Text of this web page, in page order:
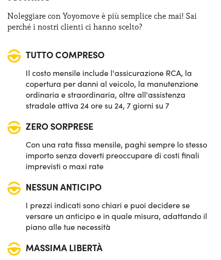
Posti auto: 5
Display touchscreen da 9"
Sensori pioggia
Sistema di avviso e mantenimento della corsia
Sistema di frenata d'emergenza attiva
Telecamera posteriore di parcheggio
Bagagliaio (min): 286 lt
Noleggiare con Yoyomove è più semplice che mai! Sai
perché i nostri clienti ci hanno scelto?
TUTTO COMPRESO
Il costo mensile include l'assicurazione RCA, la
copertura per danni al veicolo, la manutenzione
ordinaria e straordinaria, oltre all'assistenza
stradale attiva 24 ore su 24, 7 giorni su 7
ZERO SORPRESE
Con una rata fissa mensile, paghi sempre lo stesso
importo senza doverti preoccupare di costi finali
imprevisti o maxi rate
NESSUN ANTICIPO
I prezzi indicati sono chiari e puoi decidere se
versare un anticipo e in quale misura, adattando il
piano alle tue necessità
MASSIMA LIBERTÀ